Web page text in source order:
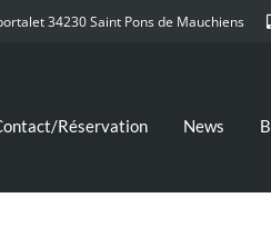
34230 Saint Pons de Mauchiens
Réservation News